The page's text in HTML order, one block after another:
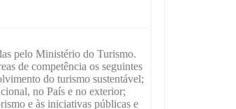
pelo Ministério do Turismo.
de competência os seguintes
do turismo sustentável;
no País e no exterior;
e às iniciativas públicas e